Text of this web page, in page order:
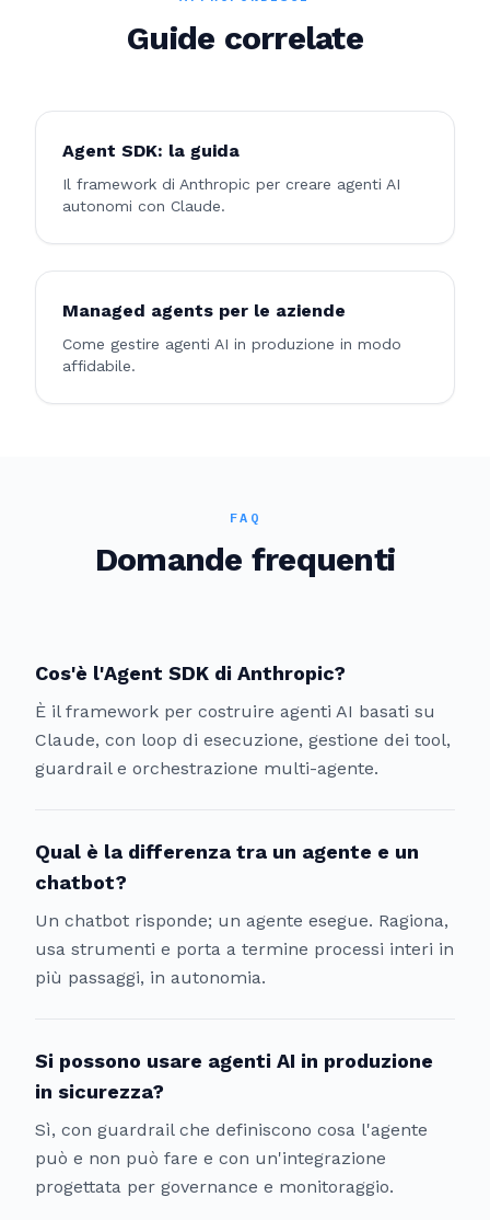
Guide correlate
Agent SDK: la guida
Il framework di Anthropic per creare agenti AI
autonomi con Claude.
Managed agents per le aziende
Come gestire agenti AI in produzione in modo
affidabile.
FAQ
Domande frequenti
Cos'è l'Agent SDK di Anthropic?
È il framework per costruire agenti AI basati su
Claude, con loop di esecuzione, gestione dei tool,
guardrail e orchestrazione multi-agente.
Qual è la differenza tra un agente e un
chatbot?
Un chatbot risponde; un agente esegue. Ragiona,
usa strumenti e porta a termine processi interi in
più passaggi, in autonomia.
Si possono usare agenti AI in produzione
in sicurezza?
Sì, con guardrail che definiscono cosa l'agente
può e non può fare e con un'integrazione
progettata per governance e monitoraggio.